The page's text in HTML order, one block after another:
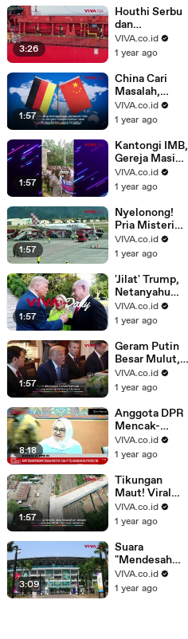
3:26
Houthi Serbu
dan
Tenggelamka
n Kapal di
VIVA.co.id
1 year ago
1:57
China Cari
Masalah,
Jerman
Meradang
Laser
VIVA.co.id
1 year ago
1:57
Kantongi IMB,
Gereja Masih
Ditolak Warga
Muslim di
VIVA.co.id
1 year ago
1:57
Nyelonong!
Pria Misterius
Tewas
Tersedot
Pesawat
VIVA.co.id
1 year ago
1:57
'Jilat' Trump,
Netanyahu
Beraksi
Konyol di
VIVA.co.id
1 year ago
1:57
Geram Putin
Besar Mulut,
Trump Bantu
Ukraina
Hidup
VIVA.co.id
1 year ago
8:18
Anggota DPR
Mencak-
mencak
Telkomsel
"Rampas"
Sisa..
VIVA.co.id
1 year ago
1:57
Tikungan
Maut! Viral
Flyover 90
Derajat di
VIVA.co.id
1 year ago
3:09
Suara
"Mendesah
Wanita" Tiba-
Tiba
VIVA.co.id
1 year ago